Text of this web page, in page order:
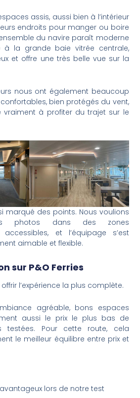
assis, aussi bien à l’intérieur
endroits pour manger ou boire
du navire paraît moderne
à la grande baie vitrée centrale,
et offre une très belle vue sur la
nous ont également beaucoup
bien protégés du vent,
vraiment à profiter du trajet sur le
marqué des points. Nous voulions
photos dans des zones
et l’équipage s’est
aimable et flexible.
sur P&O Ferries
l’expérience la plus complète.
agréable, bons espaces
aussi le prix le plus bas de
testées. Pour cette route, cela
le meilleur équilibre entre prix et
lors de notre test